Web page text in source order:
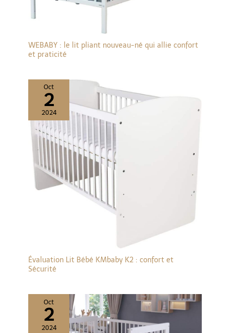
WEBABY : le lit pliant nouveau-né qui allie confort
et praticité
Oct
2
2024
Évaluation Lit Bébé KMbaby K2 : confort et
Sécurité
Oct
2
2024